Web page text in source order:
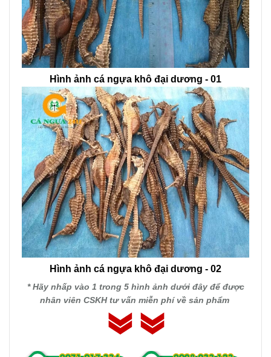
Hình ảnh cá ngựa khô đại dương - 01
Hình ảnh cá ngựa khô đại dương - 02
* Hãy nhấp vào 1 trong 5 hình ảnh dưới đây để được
nhân viên CSKH tư vấn miễn phí về sản phẩm